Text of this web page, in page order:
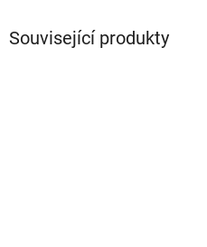
Související produkty